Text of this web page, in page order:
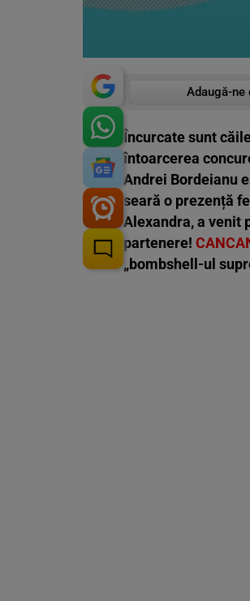
Adaugă-ne
Încurcate sunt
întoarcerea
Andrei Bordeianu
seară o prezență
Alexandra, a venit
partenere!
„bombshell-ul